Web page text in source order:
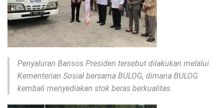
Penyaluran Bansos Presiden tersebut dilakukan melalui
Kementerian Sosial bersama BULOG, dimana BULOG
kembali menyediakan stok beras berkualitas.